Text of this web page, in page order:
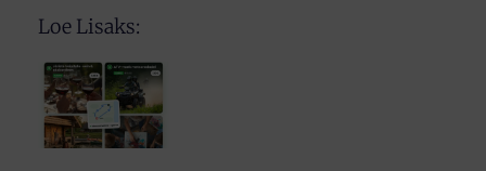
Loe Lisaks: